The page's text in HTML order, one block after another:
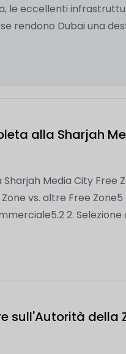
le eccellenti
rendono Dubai una
alla Sharjah
Media City Free
vs. altre Free
2.
sull'Autorità della